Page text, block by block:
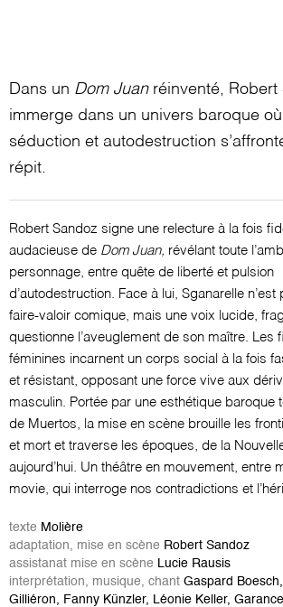
Dans un Dom Juanréinventé, Robert
immerge dans un univers baroque
séduction et autodestruction
répit.
Robert Sandoz signe une relecture à la fois
audacieuse de Dom Juan, révélant toute
personnage, entre quête de liberté et pulsion
d’autodestruction. Face à lui, Sganarelle
faire-valoir comique, mais une voix lucide,
questionne l’aveuglement de son maître. Les
féminines incarnent un corps social à la fois
et résistant, opposant une force vive aux
masculin. Portée par une esthétique baroque
de Muertos, la mise en scène brouille les
et mort et traverse les époques, de la
aujourd’hui. Un théâtre en mouvement, entre
movie, qui interroge nos contradictions et
texte Molière
adaptation, mise en scène Robert Sandoz
assistanat mise en scène Lucie Rausis
interprétation, musique, chant Gaspard
Gilliéron, Fanny Künzler, Léonie Keller,